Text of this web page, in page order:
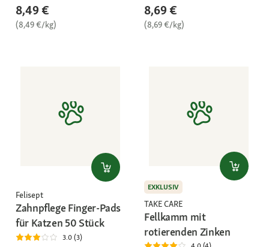
8,49 €
(8,49 €/kg)
8,69 €
(8,69 €/kg)
Felisept
Zahnpflege Finger-Pads
für Katzen 50 Stück
3.0 (3)
EXKLUSIV
TAKE CARE
Fellkamm mit
rotierenden Zinken